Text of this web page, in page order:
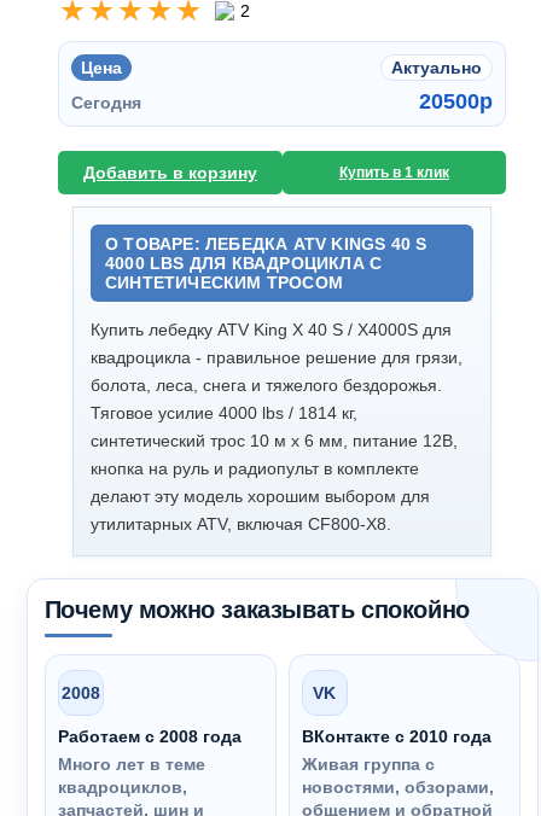
2
Цена
Актуально
Сегодня
20500p
Добавить в корзину Купить в 1 клик
О ТОВАРЕ: ЛЕБЕДКА ATV KINGS 40 S
4000 LBS ДЛЯ КВАДРОЦИКЛА С
СИНТЕТИЧЕСКИМ ТРОСОМ
Купить лебедку ATV King X 40 S / X4000S для
квадроцикла - правильное решение для грязи,
болота, леса, снега и тяжелого бездорожья.
Тяговое усилие 4000 lbs / 1814 кг,
синтетический трос 10 м x 6 мм, питание 12В,
кнопка на руль и радиопульт в комплекте
делают эту модель хорошим выбором для
утилитарных ATV, включая CF800-X8.
Почему можно заказывать спокойно
2008
Работаем с 2008 года
Много лет в теме
квадроциклов,
запчастей, шин и
VK
ВКонтакте с 2010 года
Живая группа с
новостями, обзорами,
общением и обратной